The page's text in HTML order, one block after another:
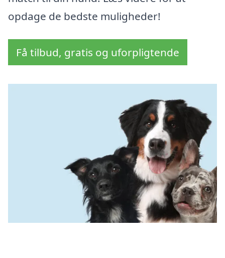
opdage de bedste muligheder!
Få tilbud, gratis og uforpligtende